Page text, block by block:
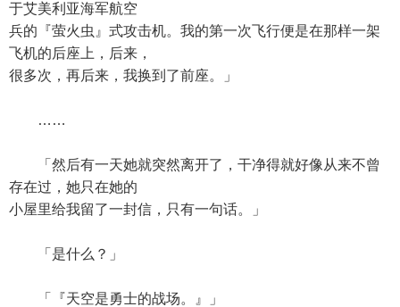
于艾美利亚海军航空
兵的『萤火虫』式攻击机。我的第一次飞行便是在那样一架
飞机的后座上，后来，
很多次，再后来，我换到了前座。」
……
「然后有一天她就突然离开了，干净得就好像从来不曾
存在过，她只在她的
小屋里给我留了一封信，只有一句话。」
「是什么？」
「『天空是勇士的战场。』」